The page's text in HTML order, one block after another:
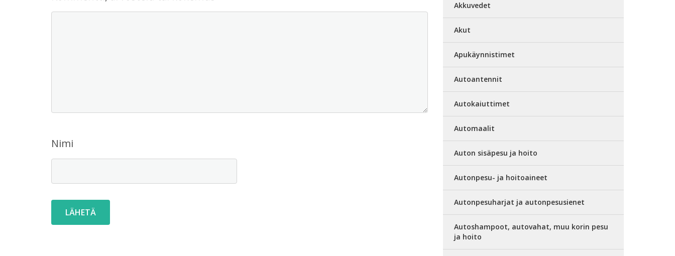
Nimi
Akkuvedet
Akut
Apukäynnistimet
Autoantennit
Autokaiuttimet
Automaalit
Auton sisäpesu ja hoito
Autonpesu- ja hoitoaineet
Autonpesuharjat ja autonpesusienet
Autoshampoot, autovahat, muu korin pesu
ja hoito